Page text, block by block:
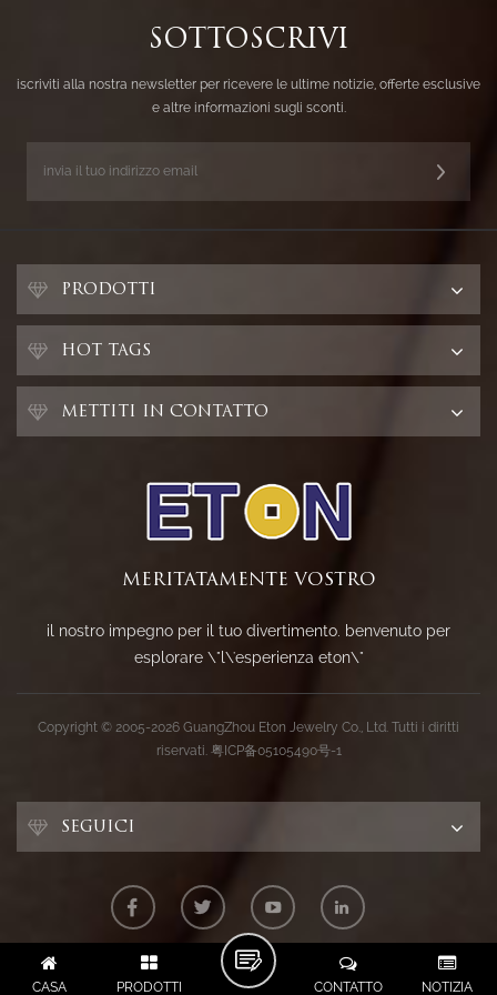
SOTTOSCRIVI
iscriviti alla nostra newsletter per ricevere le ultime notizie, offerte esclusive
e altre informazioni sugli sconti.
PRODOTTI
HOT TAGS
METTITI IN CONTATTO
MERITATAMENTE VOSTRO
il nostro impegno per il tuo divertimento. benvenuto per
esplorare \"l\'esperienza eton\"
Copyright © 2005-2026 GuangZhou Eton Jewelry Co., Ltd. Tutti i diritti
riservati. 粤ICP备05105490号-1
SEGUICI
CASA PRODOTTI NOTIZIA
CONTATTO